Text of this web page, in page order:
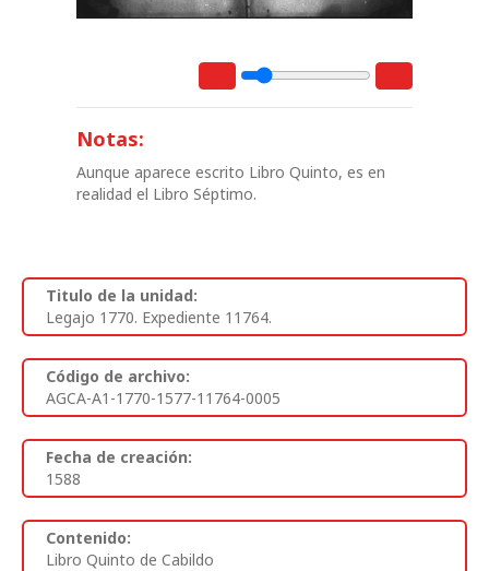
Notas:
Aunque aparece escrito Libro Quinto, es en
realidad el Libro Séptimo.
Titulo de la unidad:
Legajo 1770. Expediente 11764.
Código de archivo:
AGCA-A1-1770-1577-11764-0005
Fecha de creación:
1588
Contenido:
Libro Quinto de Cabildo